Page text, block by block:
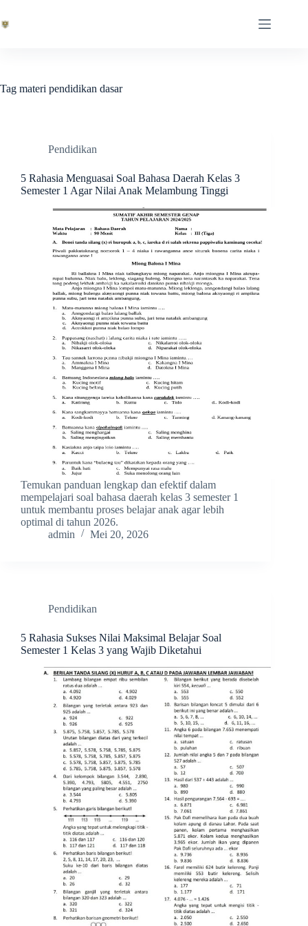
content
Tag materi pendidikan dasar
Pendidikan
5 Rahasia Menguasai Soal Bahasa Daerah Kelas 3
Semester 1 Agar Nilai Anak Melambung Tinggi
Temukan panduan lengkap dan efektif dalam
mempelajari soal bahasa daerah kelas 3 semester 1
untuk membantu proses belajar anak agar lebih
optimal di tahun 2026.
admin
Mei 20, 2026
Pendidikan
5 Rahasia Sukses Nilai Maksimal Belajar Soal
Semester 1 Kelas 3 yang Wajib Diketahui